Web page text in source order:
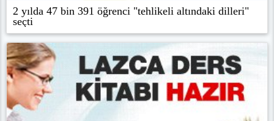
2 yılda 47 bin 391 öğrenci "tehlikeli altındaki dilleri"
seçti